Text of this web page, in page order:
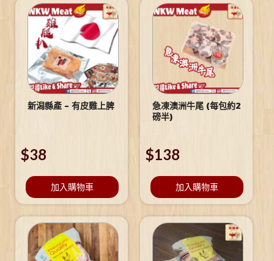
新潟縣產 – 有皮雞上脾
$38
加入購物車
急凍澳洲牛尾 (每包約2
磅半)
$138
加入購物車